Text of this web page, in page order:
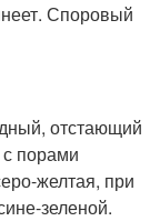
Споровый
отстающий
с порами
желтая, при
зеленой.